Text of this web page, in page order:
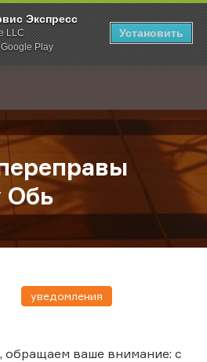
Экспресс
LLC
Play
Установить
Закрытие переправы через реку
Обь
уведомления
ваше внимание: с